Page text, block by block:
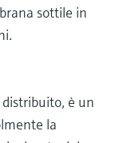
sottile in
è un
la